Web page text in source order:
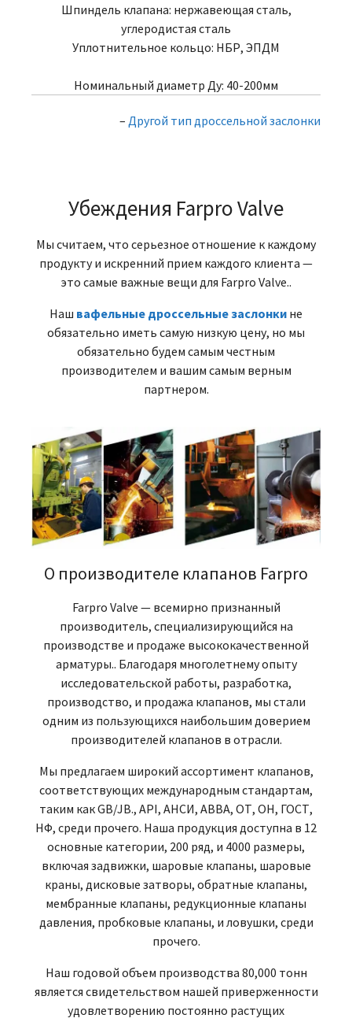
Шпиндель клапана: нержавеющая сталь,
углеродистая сталь
Уплотнительное кольцо: НБР, ЭПДМ
Номинальный диаметр Ду: 40-200мм
– Другой тип дроссельной заслонки
Убеждения Farpro Valve
Мы считаем, что серьезное отношение к каждому
продукту и искренний прием каждого клиента —
это самые важные вещи для Farpro Valve..
Наш вафельные дроссельные заслонки не
обязательно иметь самую низкую цену, но мы
обязательно будем самым честным
производителем и вашим самым верным
партнером.
О производителе клапанов Farpro
Farpro Valve — всемирно признанный
производитель, специализирующийся на
производстве и продаже высококачественной
арматуры.. Благодаря многолетнему опыту
исследовательской работы, разработка,
производство, и продажа клапанов, мы стали
одним из пользующихся наибольшим доверием
производителей клапанов в отрасли.
Мы предлагаем широкий ассортимент клапанов,
соответствующих международным стандартам,
таким как GB/JB., API, АНСИ, АВВА, ОТ, ОН, ГОСТ,
НФ, среди прочего. Наша продукция доступна в 12
основные категории, 200 ряд, и 4000 размеры,
включая задвижки, шаровые клапаны, шаровые
краны, дисковые затворы, обратные клапаны,
мембранные клапаны, редукционные клапаны
давления, пробковые клапаны, и ловушки, среди
прочего.
Наш годовой объем производства 80,000 тонн
является свидетельством нашей приверженности
удовлетворению постоянно растущих